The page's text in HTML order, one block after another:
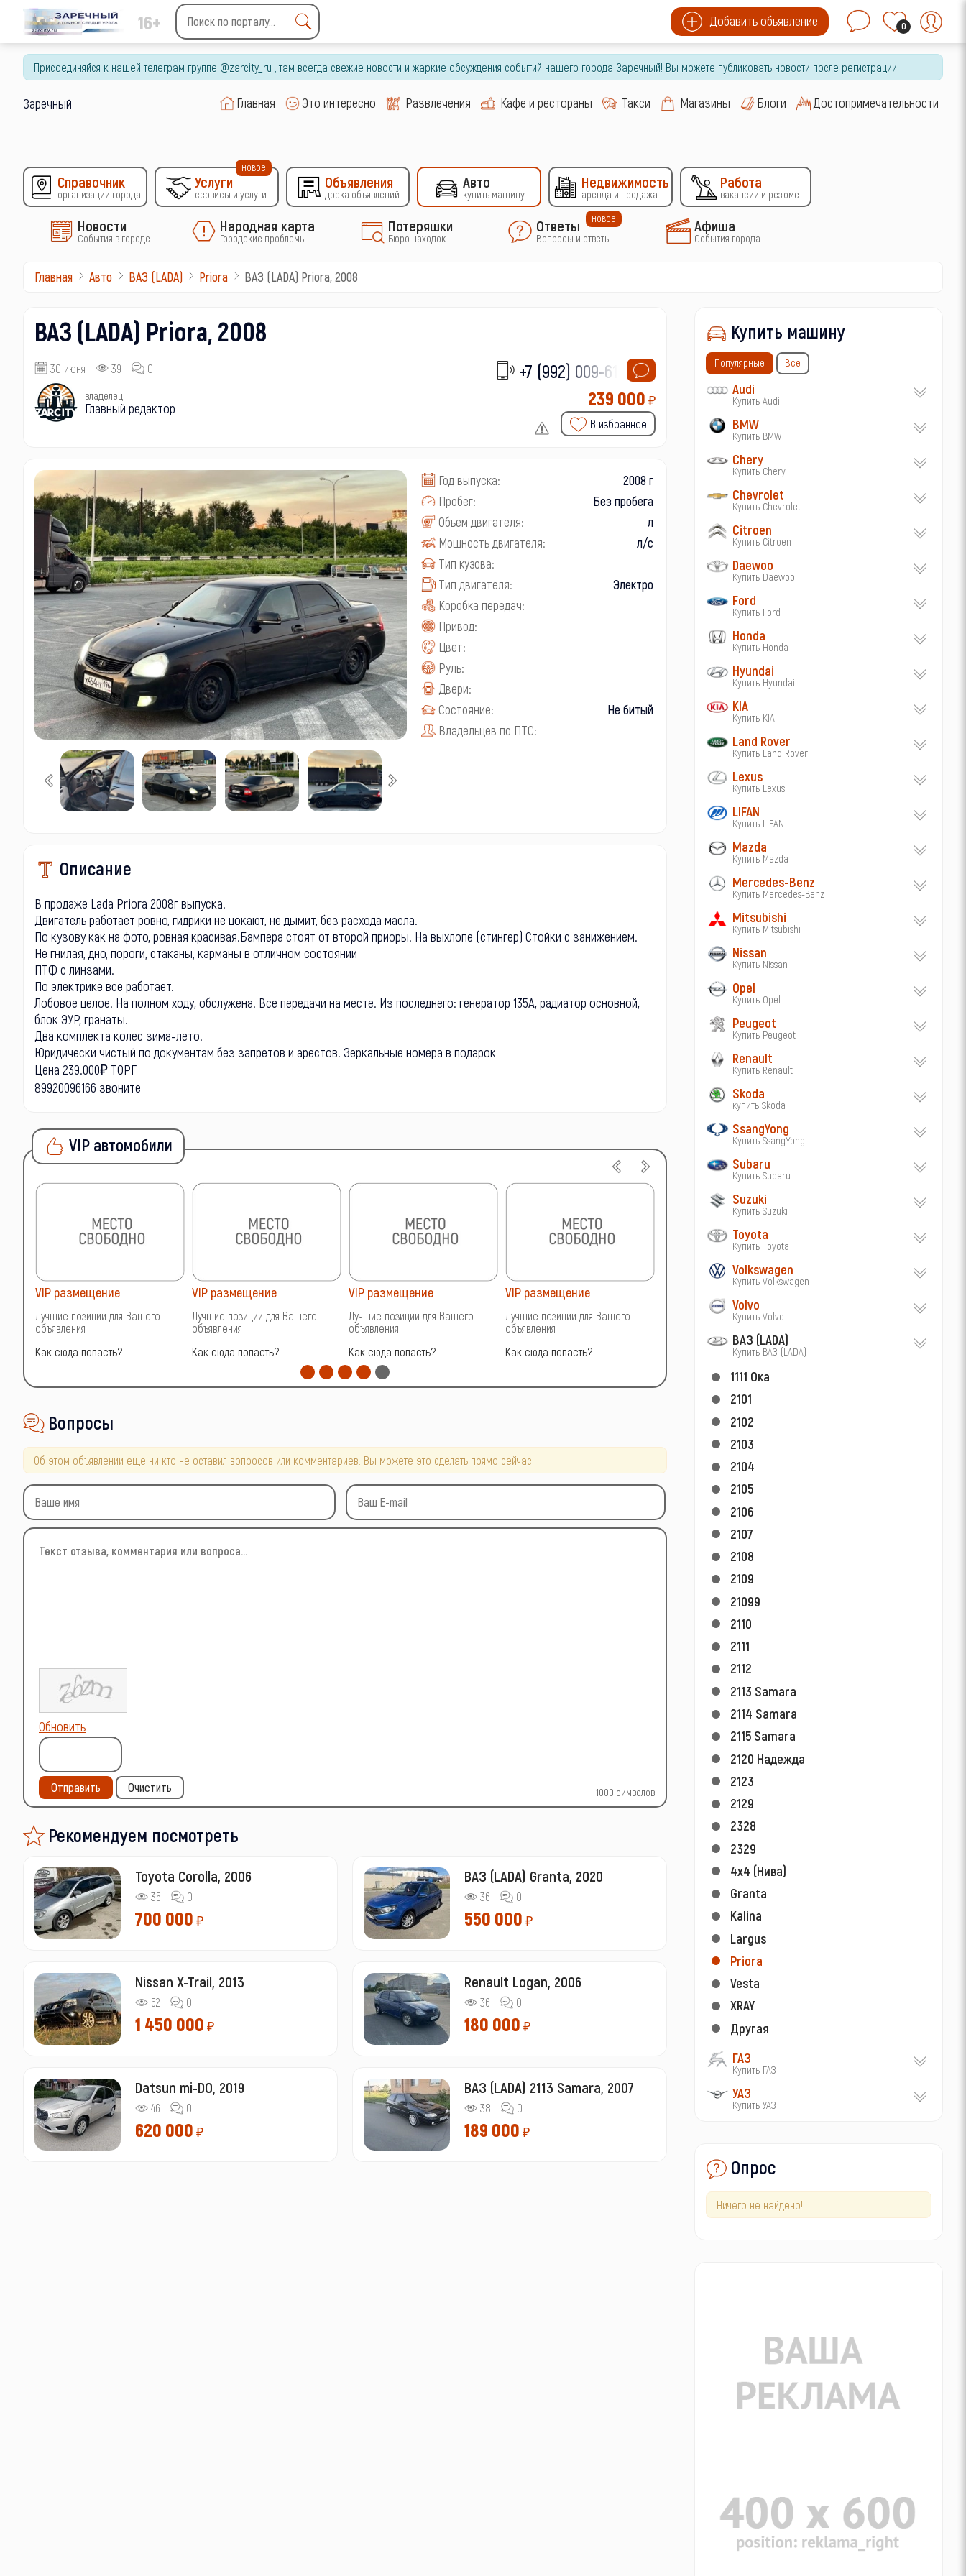
16+
Type 2 or more characters
for results.
Добавить объявление 0
Присоединяйся к нашей телеграм группе @zarcity_ru , там всегда свежие новости и жаркие обсуждения событий нашего города Заречный! Вы можете публиковать новости после регистрации.
Заречный Главная Это интересно Развлечения Кафе и рестораны Такси Магазины Блоги Достопримечательности
Справочник
организации города
Услуги
сервисы и услуги
новое
Объявления
доска объявлений
Авто
купить машину
Недвижимость
аренда и продажа
Работа
вакансии и резюме
Новости
События в городе
Народная карта
Городские проблемы
Потеряшки
Бюро находок
Ответы
Вопросы и ответы
новое Афиша
События города
Главная Авто ВАЗ (LADA) Priora ВАЗ (LADA) Priora, 2008
ВАЗ (LADA) Priora, 2008
30 июня 39 0
владелец
Главный редактор
+7 (992) 009-61-
239 000 ₽
В избранное
Год выпуска:
2008 г
Пробег:
Без пробега
Объем двигателя:
л
Мощность двигателя:
л/с
Тип кузова:
Тип двигателя:
Электро
Коробка передач:
Привод:
Цвет:
Руль:
Двери:
Состояние:
Не битый
Владельцев по ПТС:
Описание
В продаже Lada Priora 2008г выпуска.
Двигатель работает ровно, гидрики не цокают, не дымит, без расхода масла.
По кузову как на фото, ровная красивая.Бампера стоят от второй приоры. На выхлопе (стингер) Стойки с занижением.
Не гнилая, дно, пороги, стаканы, карманы в отличном состоянии
ПТФ с линзами.
По электрике все работает.
Лобовое целое. На полном ходу, обслужена. Все передачи на месте. Из последнего: генератор 135А, радиатор основной,
блок ЭУР, гранаты.
Два комплекта колес зима-лето.
Юpидичeски чистый по документам без запретов и арестов. Зеркальные номера в подарок
Цена 239.000₽ ТОРГ
89920096166 звоните
VIP автомобили
VIP размещение
Лучшие позиции для Вашего
объявления
Как сюда попасть?
VIP размещение
Лучшие позиции для Вашего
объявления
Как сюда попасть?
VIP размещение
Лучшие позиции для Вашего
объявления
Как сюда попасть?
VIP размещение
Лучшие позиции для Вашего
объявления
Как сюда попасть?
Вопросы
Об этом объявлении еще ни кто не оставил вопросов или комментариев. Вы можете это сделать прямо сейчас!
1000 символов
Обновить
Отправить Очистить
Рекомендуем посмотреть
Toyota Corolla, 2006
35 0
700 000 ₽
ВАЗ (LADA) Granta, 2020
36 0
550 000 ₽
Nissan X-Trail, 2013
52 0
1 450 000 ₽
Renault Logan, 2006
36 0
180 000 ₽
Datsun mi-DO, 2019
46 0
620 000 ₽
ВАЗ (LADA) 2113 Samara, 2007
38 0
189 000 ₽
Купить машину
Популярные Все
Audi
Купить Audi
BMW
Купить BMW
Chery
Купить Chery
Chevrolet
Купить Chevrolet
Citroen
Купить Citroen
Daewoo
Купить Daewoo
Ford
Купить Ford
Honda
Купить Honda
Hyundai
Купить Hyundai
KIA
Купить KIA
Land Rover
Купить Land Rover
Lexus
Купить Lexus
LIFAN
Купить LIFAN
Mazda
Купить Mazda
Mercedes-Benz
Купить Mercedes-Benz
Mitsubishi
Купить Mitsubishi
Nissan
Купить Nissan
Opel
Купить Opel
Peugeot
Купить Peugeot
Renault
Купить Renault
Skoda
купить Skoda
SsangYong
Купить SsangYong
Subaru
Купить Subaru
Suzuki
Купить Suzuki
Toyota
Купить Toyota
Volkswagen
Купить Volkswagen
Volvo
Купить Volvo
ВАЗ (LADA)
Купить ВАЗ (LADA)
1111 Ока
2101
2102
2103
2104
2105
2106
2107
2108
2109
21099
2110
2111
2112
2113 Samara
2114 Samara
2115 Samara
2120 Надежда
2123
2129
2328
2329
4x4 (Нива)
Granta
Kalina
Largus
Priora
Vesta
XRAY
Другая
ГАЗ
Купить ГАЗ
УАЗ
Купить УАЗ
Опрос
Ничего не найдено!